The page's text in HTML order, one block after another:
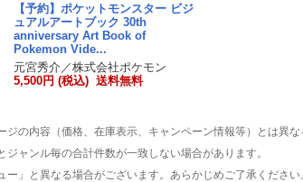
【予約】ポケットモンスター ビジ
ュアルアートブック 30th
anniversary Art Book of
Pokemon Vide...
元宮秀介／株式会社ポケモン
5,500円 (税込) 送料無料
の内容（価格、在庫表示、キャンペーン情報等）とは異な
ャンル毎の合計件数が一致しない場合があります。
」と異なる場合がございます。あらかじめご了承ください